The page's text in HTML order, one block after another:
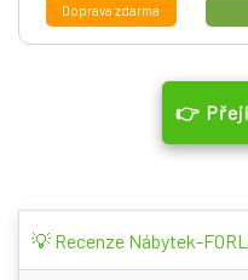
Doprava zdarma
👉
💡 Recenze Nábytek-